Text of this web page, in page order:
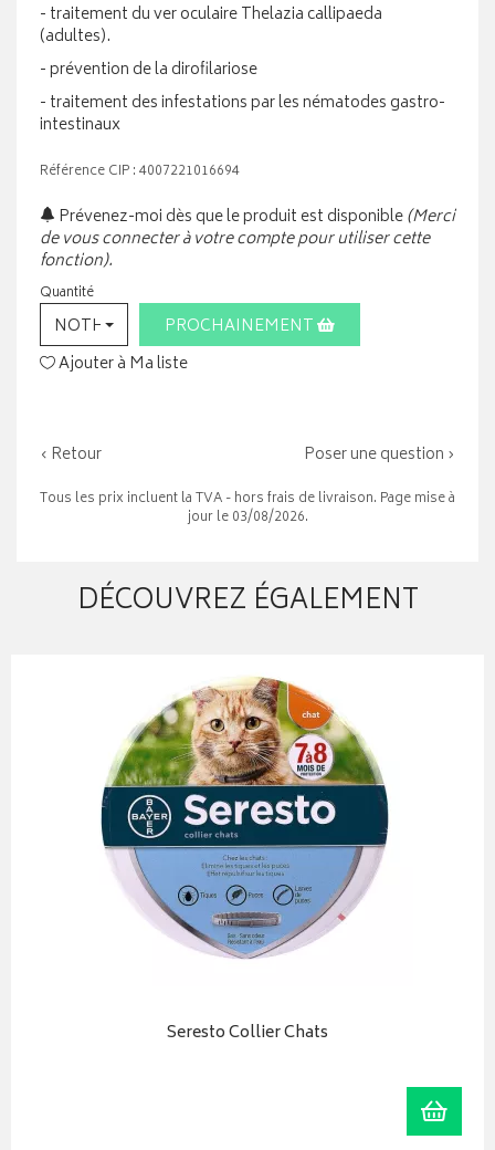
- traitement du ver oculaire Thelazia callipaeda
(adultes).
- prévention de la dirofilariose
- traitement des infestations par les nématodes gastro-
intestinaux
Référence CIP : 4007221016694
Prévenez-moi dès que le produit est disponible(Merci
de vous connecter à votre compte pour utiliser cette
fonction).
Quantité
NOTHING SELECTEDPROCHAINEMENT
Ajouter à Ma liste
‹ Retour Poser une question ›
Tous les prix incluent la TVA - hors frais de livraison. Page mise à
jour le 03/08/2026.
DÉCOUVREZ ÉGALEMENT
Seresto Collier Chats